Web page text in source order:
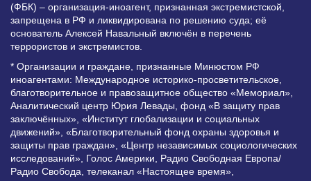
(ФБК) – организация-иноагент, признанная экстремистской,
запрещена в РФ и ликвидирована по решению суда; её
основатель Алексей Навальный включён в перечень
террористов и экстремистов.
* Организации и граждане, признанные Минюстом РФ
иноагентами: Международное историко-просветительское,
благотворительное и правозащитное общество «Мемориал»,
Аналитический центр Юрия Левады, фонд «В защиту прав
заключённых», «Институт глобализации и социальных
движений», «Благотворительный фонд охраны здоровья и
защиты прав граждан», «Центр независимых социологических
исследований», Голос Америки, Радио Свободная Европа/
Радио Свобода, телеканал «Настоящее время»,